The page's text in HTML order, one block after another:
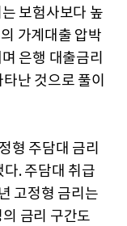
보험사보다 높
가계대출 압박
은행 대출금리
난 것으로 풀이
형 주담대 금리
. 주담대 취급
고정형 금리는
금리 구간도